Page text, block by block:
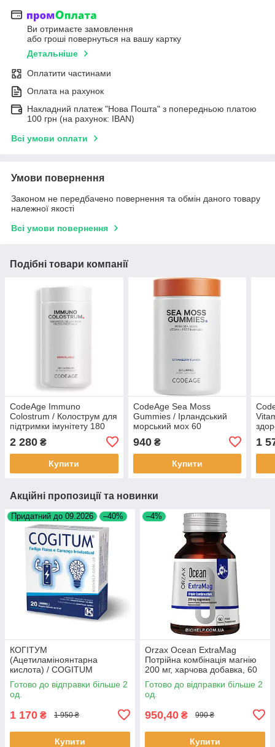
Ви отримаєте замовлення
або гроші повернуться на вашу картку
Детальніше
Оплатити частинами
Оплата на рахунок
Накладний платеж "Нова Пошта" з попередньою платою
100 грн (на рахунок: IBAN)
Всі умови оплати
Умови повернення
Законом не передбачено повернення та обмін даного товару
належної якості
Всі умови повернення
Подібні товари компанії
CodeAge Immuno
Colostrum / Колострум для
підтримки імунітету 180
2 280 ₴
Купити
CodeAge Sea Moss
Gummies / Ірландський
морський мох 60
жувальних цукерок BX869
940₴
Купити
1
Акційні пропозиції та новинки
Придатний до 09.2026 –40%
КОГІТУМ
(Ацетиламіноянтарна
кислота) / COGITUM
(Acetylaminosuccinic acid)
250мг/10мл 20 шт. BX4122
Готово до відправки більше 2
од.
1 170 ₴ 1 950 ₴
Купити
–4%
Orzax Ocean ExtraMag
Потрійна комбінація магнію
200 мг, харчова добавка, 60
таблеток
Готово до відправки більше 2
од.
950,40 ₴ 990 ₴
Купити